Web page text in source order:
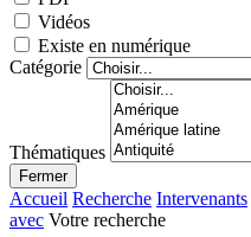
Vidéos
Existe en numérique
Catégorie
Thématiques
Fermer
Accueil Recherche Intervenants
avec Votre recherche